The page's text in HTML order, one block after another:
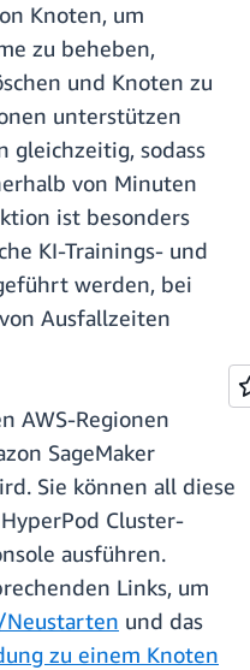
Knoten, um
zu beheben,
und Knoten zu
unterstützen
gleichzeitig, sodass
von Minuten
ist besonders
KI-Trainings- und
werden, bei
Ausfallzeiten
AWS-Regionen
SageMaker
Sie können all diese
Cluster-
ausführen.
Links, um
Neustarten und das
zu einem Knoten